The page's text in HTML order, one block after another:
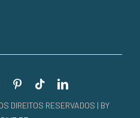
DIREITOS RESERVADOS | BY